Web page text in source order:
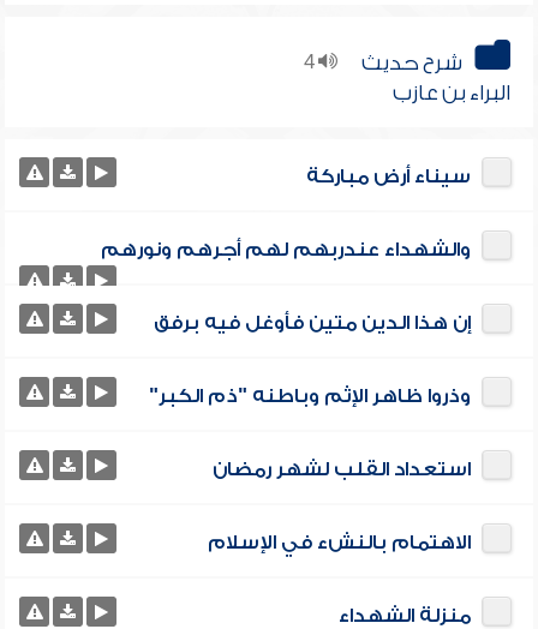
4
شرح حديث
البراء بن عازب
سيناء أرض مباركة
والشهداء عندربهم لهم أجرهم ونورهم
إن هذا الدين متين فأوغل فيه برفق
وذروا ظاهر الإثم وباطنه "ذم الكبر"
استعداد القلب لشهر رمضان
الاهتمام بالنشء في الإسلام
منزلة الشهداء